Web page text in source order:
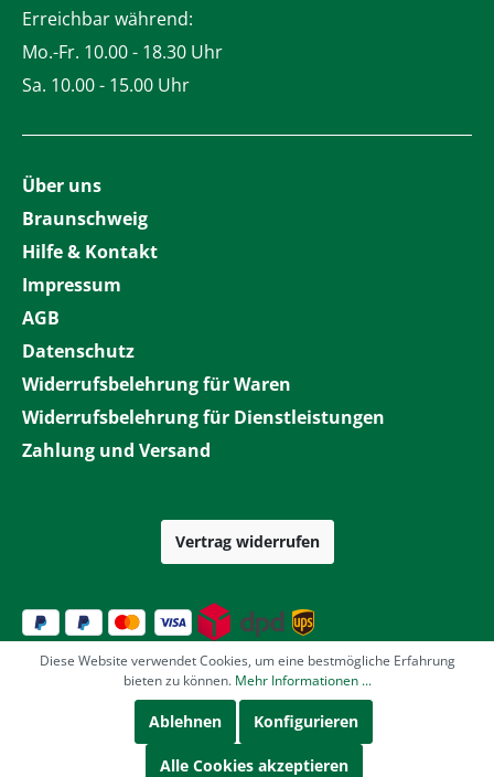
Erreichbar während:
Mo.-Fr. 10.00 - 18.30 Uhr
Sa. 10.00 - 15.00 Uhr
Über uns
Braunschweig
Hilfe & Kontakt
Impressum
AGB
Datenschutz
Widerrufsbelehrung für Waren
Widerrufsbelehrung für Dienstleistungen
Zahlung und Versand
Vertrag widerrufen
Diese Website verwendet Cookies, um eine bestmögliche Erfahrung
bieten zu können. Mehr Informationen ...
Ablehnen Konfigurieren
Alle Cookies akzeptieren